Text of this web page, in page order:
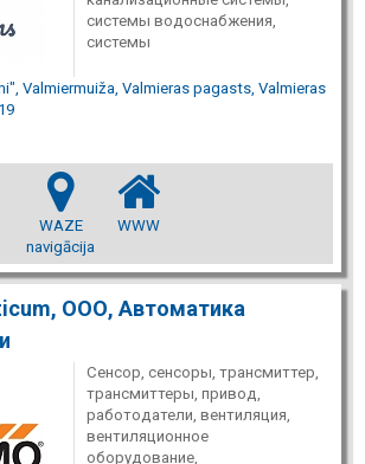
системы водоснабжения,
системы
Valmiermuiža, Valmieras pagasts, Valmieras
WAZE
navigācija
WWW
ООО, Автоматика
Сенсор, сенсоры, трансмиттер,
трансмиттеры, привод,
работодатели, вентиляция,
вентиляционное
оборудование,